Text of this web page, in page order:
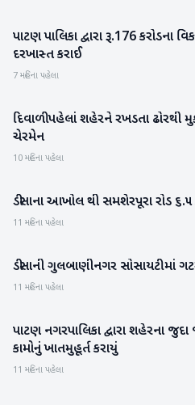
પાટણ
પાટણ પાલિકા દ્વારા રૂ.176 કરોડના
દરખાસ્ત કરાઈ
7 મહિના પહેલા
પાટણ
દિવાળી પહેલાં શહેરને રખડતા ઢોરથી
ચેરમેન
10 મહિના પહેલા
બનાસકાંઠા
ડીસાના આખોલ થી સમશેરપૂરા રોડ ૬.૫
11 મહિના પહેલા
બનાસકાંઠા
ડીસાની ગુલબાણીનગર સોસાયટીમાં
11 મહિના પહેલા
પાટણ
પાટણ નગરપાલિકા દ્વારા શહેરના જુદા
કામોનું ખાતમુહૂર્ત કરાયું
11 મહિના પહેલા